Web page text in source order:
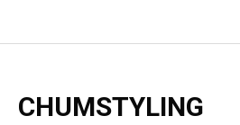
CHUMSTYLING